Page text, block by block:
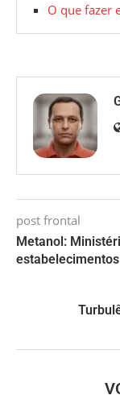
O que fazer
post frontal
Metanol: